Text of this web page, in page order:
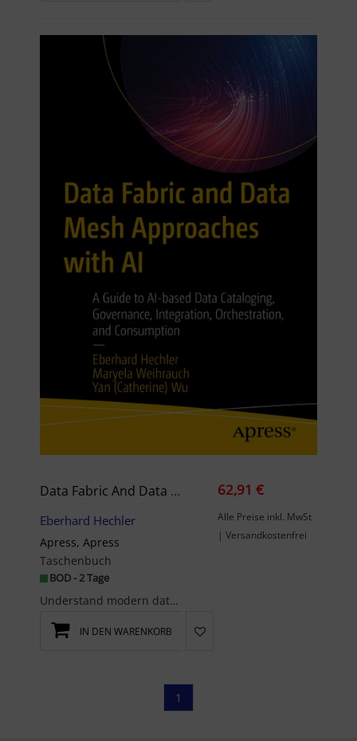
Data Fabric And Data Mesh Approaches With AI
Eberhard Hechler
Apress, Apress
Taschenbuch
BOD - 2 Tage
Understand modern data fabric and data mesh concepts using AI-based self-service data discovery a...
62,91 €
Alle Preise inkl. MwSt
| Versandkostenfrei
IN DEN WARENKORB
1